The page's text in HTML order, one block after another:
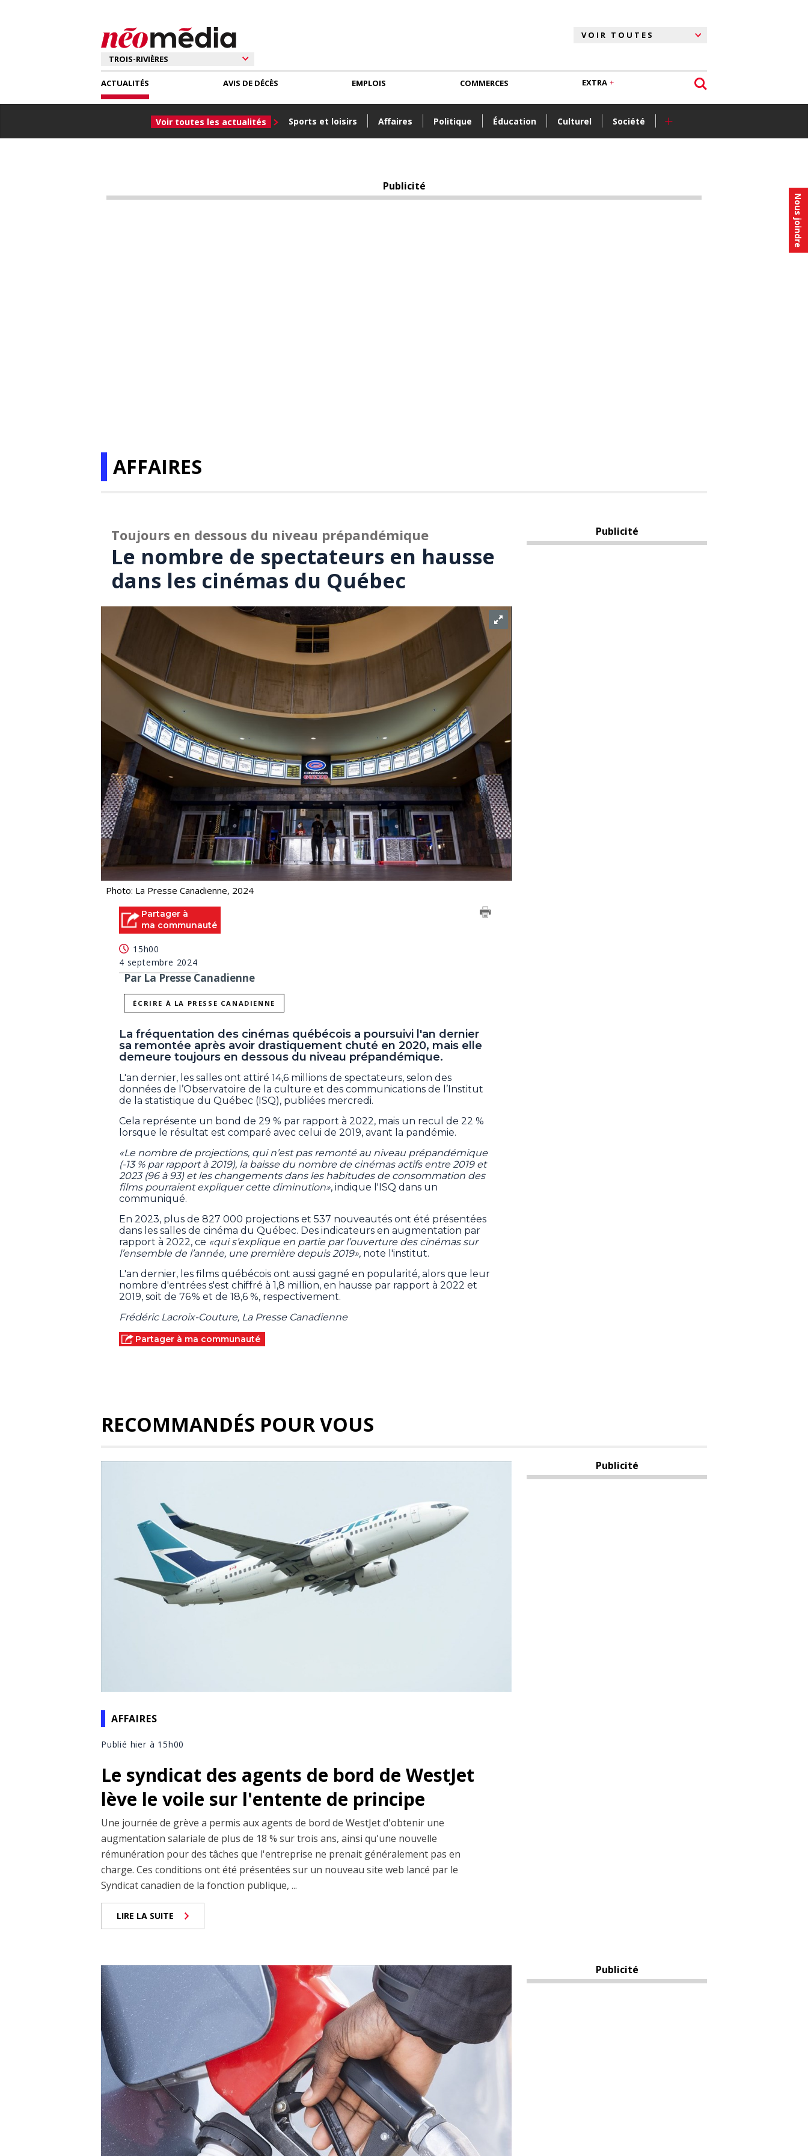
Nous joindre
ACTUALITÉS
Voir toutes les actualités Sports et loisirs Affaires Politique Éducation Culturel Société +
AVIS DE DÉCÈS EMPLOIS COMMERCES EXTRA
Publicité
AFFAIRES
Toujours en dessous du niveau prépandémique
Le nombre de spectateurs en hausse
dans les cinémas du Québec
Photo: La Presse Canadienne, 2024
Partager à
ma communauté
15h00
4 septembre 2024
Par La Presse Canadienne
ÉCRIRE À LA PRESSE CANADIENNE
La fréquentation des cinémas québécois a poursuivi l'an dernier
sa remontée après avoir drastiquement chuté en 2020, mais elle
demeure toujours en dessous du niveau prépandémique.
L'an dernier, les salles ont attiré 14,6 millions de spectateurs, selon des
données de l’Observatoire de la culture et des communications de l’Institut
de la statistique du Québec (ISQ), publiées mercredi.
Cela représente un bond de 29 % par rapport à 2022, mais un recul de 22 %
lorsque le résultat est comparé avec celui de 2019, avant la pandémie.
«Le nombre de projections, qui n’est pas remonté au niveau prépandémique
(-13 % par rapport à 2019), la baisse du nombre de cinémas actifs entre 2019 et
2023 (96 à 93) et les changements dans les habitudes de consommation des
films pourraient expliquer cette diminution», indique l'ISQ dans un
communiqué.
En 2023, plus de 827 000 projections et 537 nouveautés ont été présentées
dans les salles de cinéma du Québec. Des indicateurs en augmentation par
rapport à 2022, ce «qui s’explique en partie par l’ouverture des cinémas sur
l’ensemble de l’année, une première depuis 2019», note l'institut.
L'an dernier, les films québécois ont aussi gagné en popularité, alors que leur
nombre d'entrées s'est chiffré à 1,8 million, en hausse par rapport à 2022 et
2019, soit de 76 % et de 18,6 %, respectivement.
Frédéric Lacroix-Couture, La Presse Canadienne
Partager à ma communauté
Publicité
RECOMMANDÉS POUR VOUS
AFFAIRES
Publié hier à 15h00
Le syndicat des agents de bord de WestJet
lève le voile sur l'entente de principe
Une journée de grève a permis aux agents de bord de WestJet d'obtenir une
augmentation salariale de plus de 18 % sur trois ans, ainsi qu'une nouvelle
rémunération pour des tâches que l'entreprise ne prenait généralement pas en
charge. Ces conditions ont été présentées sur un nouveau site web lancé par le
Syndicat canadien de la fonction publique, ...
LIRE LA SUITE
Publicité
Publicité